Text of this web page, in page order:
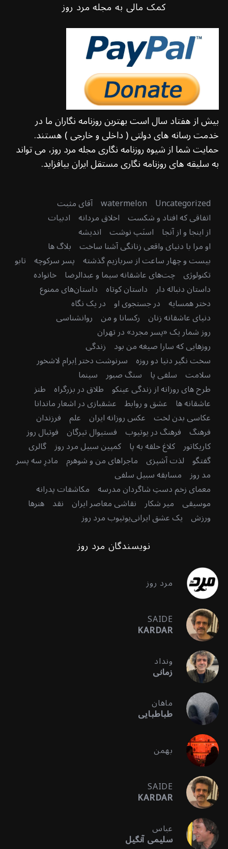
کمک مالی به مجله مرد روز
بیش از هفتاد سال است بهترین روزنامه نگاران ما در
خدمت رسانه های دولتی ( داخلی و خارجی ) هستند.
حمایت شما از شیوه روزنامه نگاری مجله مرد روز، می تواند
به سلیقه های روزنامه نگاری مستقل ایران بیافزاید.
Uncategorized
watermelon آقای مثبت
اتفاقی که افتاد و شکست اخلاق مردانه ادبیات
از اینجا و از آنجا اسنَپ نوشت اندیشه
او مرا با دنیای واقعی زنانگی آشنا ساخت بلاگ ها
بیست و چهار ساعت از سربازیم گذشته پسر سرکوچه تابو
تکنولوژی چت‌های عاشقانه سیما و عبدالرضا خانواده
داستان دنباله دار داستان کوتاه داستان‌های ممنوع
دختر همسایه در جستجوی او در یک نگاه
دنیای عاشقانه زنان رکسانا و من روانشناسی
روز شمار یک «پسر مجرد» در تهران
روزهایی که سارا صیغه من بود زندگی
سخت نگیر دنیا دو روزه سرنوشت دختر اِبرام لاشخور
سلامت سلفی پا سنگ صبور سینما
طرح های روزانه از زندگی عینکو طلاق در بزرگراه طنز
عاشقانه ها عشق و روابط عشقبازی در اشعار ماندانا
عکاسی بدن لخت عکس روزانه ایران علم فرزندان
فرهنگ فرهنگ در یوتیوب فستیوال تیرگان فوتبال روز
کاریکاتور کلاغ حلقه به پا کمپین سبیل مرد روز گالری
گفتگو لذت آشپزی ماجراهای من و شوهرم مادرِ سه پسر
مد روز مسابقه سبیل سلفی
معمای زخم دستِ شاگردان مدرسه مکاشفات پدرانه
موسیقی میر شکار نقاشی معاصر ایران نقد هنرها
ورزش یک عشق ایرانییوتیوب مرد روز
نویسندگان مرد روز
مرد روز
SAIDE
KARDAR
ونداد
زمانی
ماهان
طباطبایی
بهمن
SAIDE
KARDAR
عباس
سلیمی آنگیل